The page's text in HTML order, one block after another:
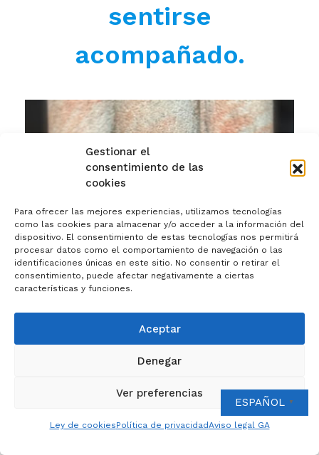
Gestionar el
consentimiento de las
cookies
Para ofrecer las mejores experiencias, utilizamos tecnologías
como las cookies para almacenar y/o acceder a la información del
dispositivo. El consentimiento de estas tecnologías nos permitirá
procesar datos como el comportamiento de navegación o las
identificaciones únicas en este sitio. No consentir o retirar el
consentimiento, puede afectar negativamente a ciertas
características y funciones.
Aceptar
Denegar
Ver preferencias
Ley de cookiesPolítica de privacidadAviso legal GA
sentirse
acompañado.
ESPAÑOL ▼